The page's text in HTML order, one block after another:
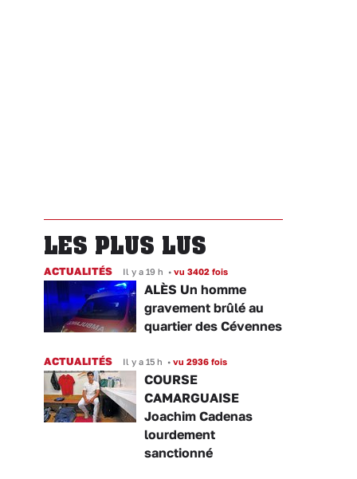
LES PLUS LUS
ACTUALITÉS Il y a 19 h • vu 3402 fois
ALÈS Un homme
gravement brûlé au
quartier des Cévennes
ACTUALITÉS Il y a 15 h • vu 2936 fois
COURSE
CAMARGUAISE
Joachim Cadenas
lourdement
sanctionné